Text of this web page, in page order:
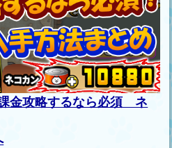
金攻略するなら必須 ネ